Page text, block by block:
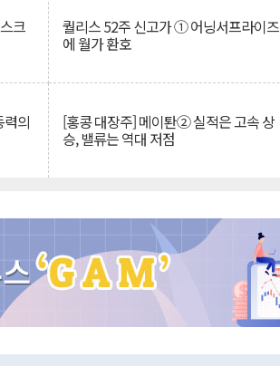
크 퀄리스 52주 신고가 ① 어닝서프라이즈
에 월가 환호
의 [홍콩 대장주] 메이퇀② 실적은 고속 상
승, 밸류는 역대 저점